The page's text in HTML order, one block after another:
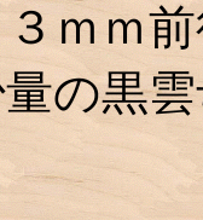
ｍｍ
の黒